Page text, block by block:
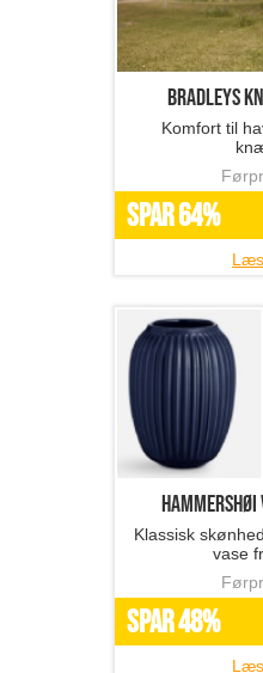
BRADLEYS
Komfort til
SPAR 64%
Klassisk
vase
SPAR 48%